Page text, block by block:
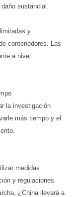
sustancial.
y
contenedores. Las
a nivel
la investigación
más tiempo y el
medidas
y regulaciones.
¿China llevará a